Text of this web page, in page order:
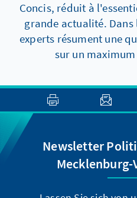
Concis, réduit à
grande actualité.
experts résument une
sur un
Newsletter